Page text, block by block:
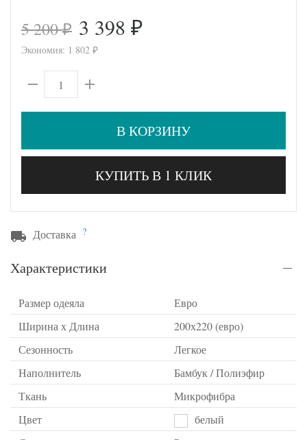
5 200₽ 3 398 ₽
Экономия: 1 802 ₽
В КОРЗИНУ
КУПИТЬ В 1 КЛИК
Доставка ?
Характеристики
Размер одеяла
Евро
Ширина х Длина
200х220 (евро)
Сезонность
Легкое
Наполнитель
Бамбук / Полиэфир
Ткань
Микрофибра
Цвет
белый